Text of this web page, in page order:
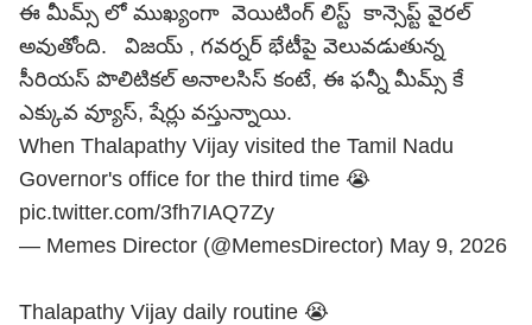
ఈ మీమ్స్ లో ముఖ్యంగా వెయిటింగ్ లిస్ట్ కాన్సెప్ట్ వైరల్
అవుతోంది. విజయ్ , గవర్నర్ భేటీపై వెలువడుతున్న
సీరియస్ పొలిటికల్ అనాలసిస్ కంటే, ఈ ఫన్నీ మీమ్స్ కే
ఎక్కువ వ్యూస్, షేర్లు వస్తున్నాయి.
When Thalapathy Vijay visited the Tamil Nadu
Governor's office for the third time 😭
pic.twitter.com/3fh7IAQ7Zy
— Memes Director (@MemesDirector) May 9, 2026
Thalapathy Vijay daily routine 😭